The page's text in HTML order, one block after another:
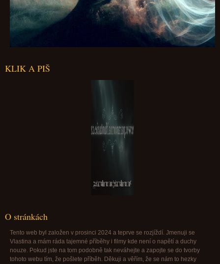
KLIK A PIŠ
Paranormalfantazie@paranormalfantazie.cz
O stránkách
Tento web byl založen v prosinci 2024 a teprve se rozjíždí. Jmenuji se
Vlastina a mám ráda tajemné příběhy i filmy kde není o napětí a duchy
nouze. Pokud jste na tom podobně tak neváhejte a zapojte se do tvorby
tohoto webu tím, že pošlete příběh. Děkuji a věřím, že se nám to hezky